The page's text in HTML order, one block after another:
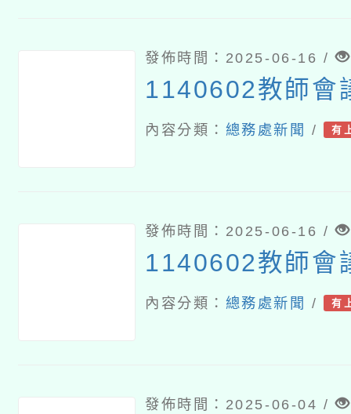
發佈時間：2025-06-16 /
1140602教師會
內容分類： 總務處新聞 / 有
發佈時間：2025-06-16 /
1140602教師會
內容分類： 總務處新聞 / 有
發佈時間：2025-06-04 /